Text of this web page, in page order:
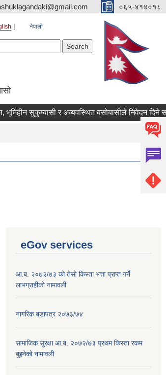
०६५-४१४०१८
नेपाली
सुकुम्बासी र अव्यवस्थित बसोबासीले निवेदन दिने
eGov services
आ.ब. २०७२/७३ को तेसो किस्ता भत्ता प्राप्त गर्ने
लाभग्राहीको नामावली
नागरिक बडापत्र २०७३/७४
सामाजिक सुरक्षा आ.ब. २०७२/७३ प्रथम किस्ता रकम
बुझ्नेको नामावली